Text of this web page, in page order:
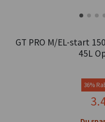
GT PRO M/EL-start
45L
36%